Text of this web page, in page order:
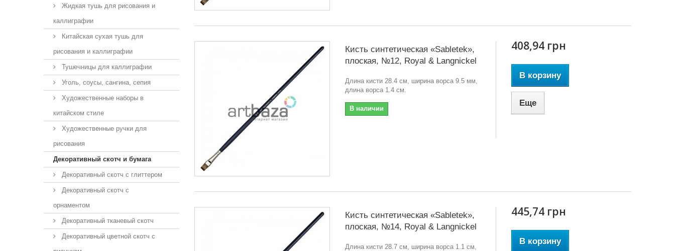
Жидкая тушь для рисования и
каллиграфии
Китайская сухая тушь для
рисования и каллиграфии
Тушечницы для каллиграфии
Уголь, соусы, сангина, сепия
Художественные наборы в
китайском стиле
Художественные ручки для
рисования
Декоративный скотч и бумага
Декоративный скотч с глиттером
Декоративный скотч с
орнаментом
Декоративный тканевый скотч
Декоративный цветной скотч с
Кисть синтетическая «Sabletek»,
плоская, №12, Royal & Langnickel
Длина кисти 28.4 см, ширина ворса 9.5 мм,
длина ворса 1.4 см.
В наличии
408,94 грн
В корзину
Еще
Кисть синтетическая «Sabletek»,
плоская, №14, Royal & Langnickel
Длина кисти 28.7 см, ширина ворса 1.1 см,
445,74 грн
В корзину